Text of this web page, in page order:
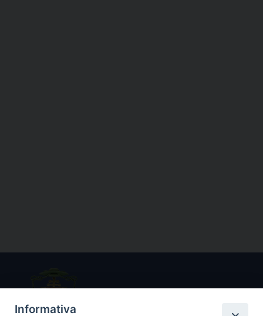
Informativa